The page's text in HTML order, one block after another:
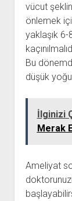
vücut
önlemek
yaklaşık
Bu
düşük
İlginizi
Merak
Ameliyat